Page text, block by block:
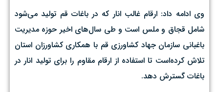
وی ادامه داد: ارقام غالب انار که در باغات قم تولید می‌شود
شامل قجاق و ملس است و طی سال‌های اخیر حوزه مدیریت
باغبانی سازمان جهاد کشاورزی قم با همکاری کشاورزان استان
تلاش کرده‌است تا استفاده از ارقام مقاوم را برای تولید انار در
باغات گسترش دهد.